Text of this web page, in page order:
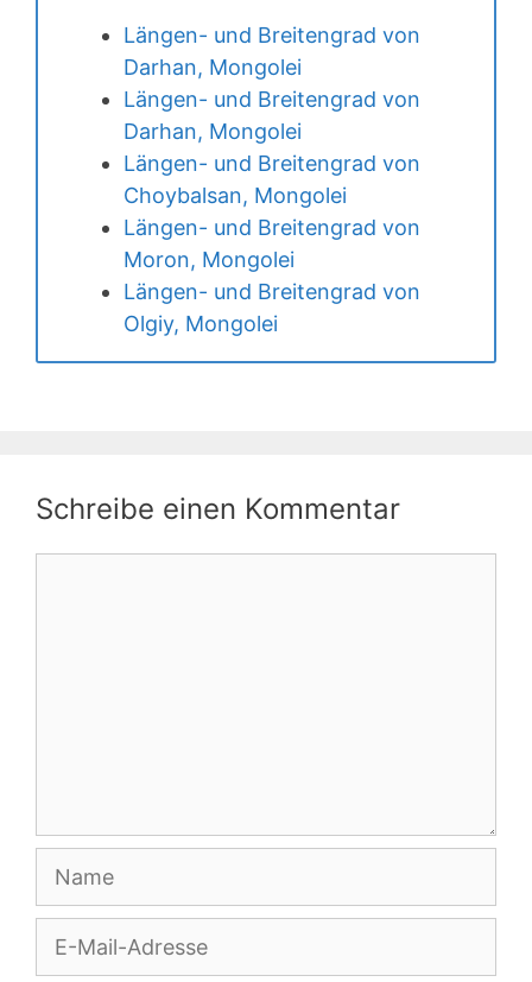
Längen- und Breitengrad von
Darhan, Mongolei
Längen- und Breitengrad von
Darhan, Mongolei
Längen- und Breitengrad von
Choybalsan, Mongolei
Längen- und Breitengrad von
Moron, Mongolei
Längen- und Breitengrad von
Olgiy, Mongolei
Schreibe einen Kommentar